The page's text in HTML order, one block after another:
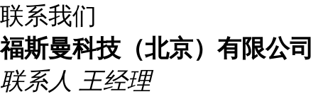
联系我们
福斯曼科技（北京）有限公司
联系人 王经理